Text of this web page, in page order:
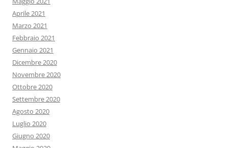
Aprile 2021
Marzo 2021
Febbraio 2021
Gennaio 2021
Dicembre 2020
Novembre 2020
Ottobre 2020
Settembre 2020
Agosto 2020
Luglio 2020
Giugno 2020